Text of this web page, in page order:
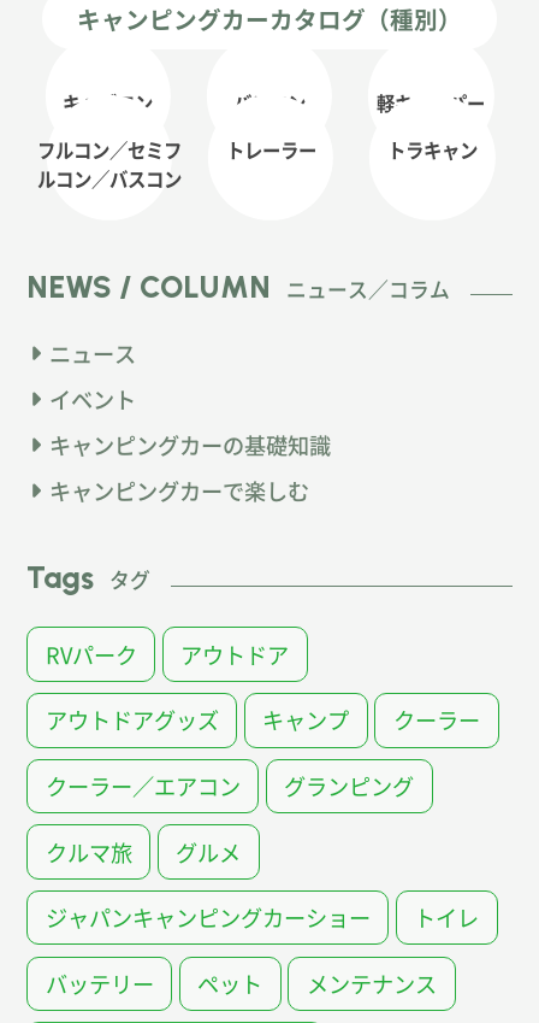
キャンピングカーカタログ（種別）
キャブコン バンコン
軽キャンパー
フルコン／セミフ
ルコン／バスコン
トレーラー トラキャン
NEWS / COLUMN ニュース／コラム
ニュース
イベント
キャンピングカーの基礎知識
キャンピングカーで楽しむ
Tags タグ
RVパーク アウトドア
アウトドアグッズ キャンプ クーラー
クーラー／エアコン グランピング
クルマ旅 グルメ
ジャパンキャンピングカーショー トイレ
バッテリー ペット メンテナンス